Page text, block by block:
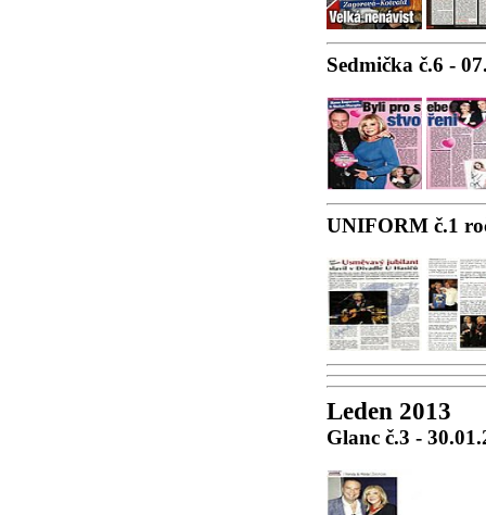
Sedmička č.6 -
UNIFORM č.1
Leden 2013
Glanc č.3 -